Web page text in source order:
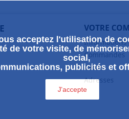
VOTRE
Informations
Commandes
Avoirs
Adresses
acceptez l'utilisation de
de votre visite, de
social,
publicités et
J'accepte